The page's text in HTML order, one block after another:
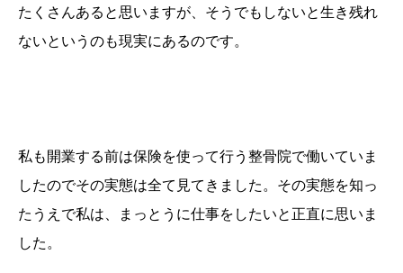
たくさんあると思いますが、そうでもしないと生き残れ
ないというのも現実にあるのです。
私も開業する前は保険を使って行う整骨院で働いていま
したのでその実態は全て見てきました。その実態を知っ
たうえで私は、まっとうに仕事をしたいと正直に思いま
した。